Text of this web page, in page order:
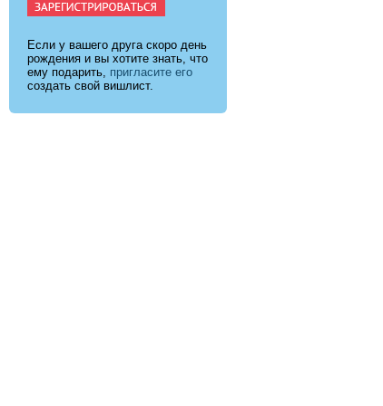
Если у вашего друга скоро день
рождения и вы хотите знать, что
ему подарить, пригласите его
создать свой вишлист.